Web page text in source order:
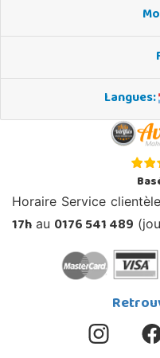
Langues:
Horaire Service
17h au 0176 541 489